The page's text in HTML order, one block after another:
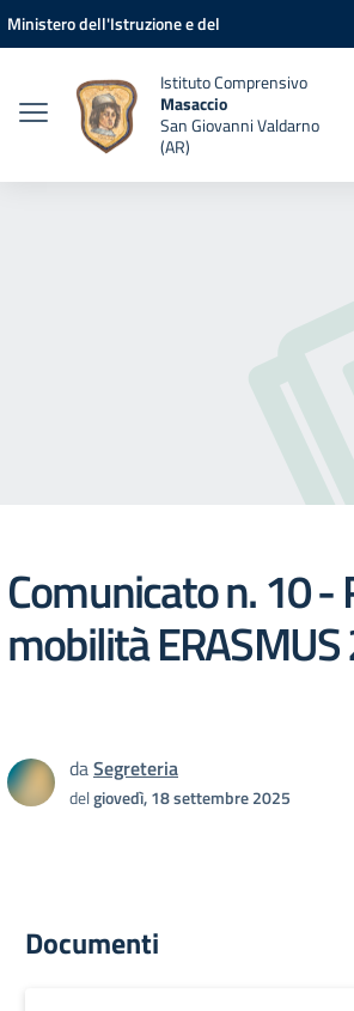
Vai ai contenuti
Vai al menu di navigazione
Vai al footer
Ministero dell'Istruzione e del
Istituto Comprensivo
Masaccio
San Giovanni Valdarno
(AR)
Comunicato n. 10 -
mobilità
daSegreteria
delgiovedì, 18 settembre 2025
Documenti